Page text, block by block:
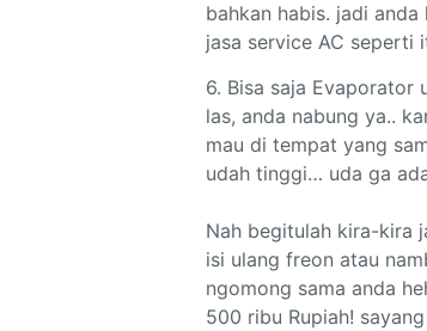
bahkan habis. jadi
jasa service AC seperti
6. Bisa saja Evaporator
las, anda nabung ya..
mau di tempat yang
udah tinggi… uda ga
Nah begitulah kira-kira
isi ulang freon atau
ngomong sama anda
500 ribu Rupiah!